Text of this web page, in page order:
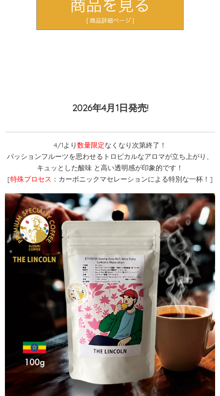
2026年4月1日発売!
4/1より数量限定なくなり次第終了！
パッションフルーツを思わせるトロピカルなアロマが立ち上がり、
キュッとした酸味 と高い透明感が印象的です！
[特殊プロセス ：カーボニックマセレーションによる特別な一杯！]